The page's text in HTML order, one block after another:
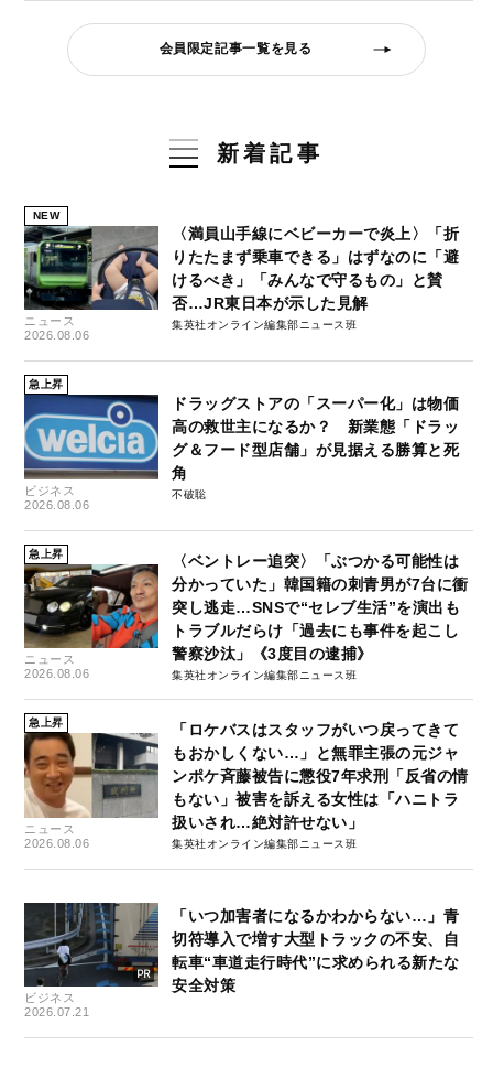
会員限定記事一覧を見る
新着記事
NEW
ニュース
2026.08.06
〈満員山手線にベビーカーで炎上〉「折
りたたまず乗車できる」はずなのに「避
けるべき」「みんなで守るもの」と賛
否…JR東日本が示した見解
集英社オンライン編集部ニュース班
急上昇
ビジネス
2026.08.06
ドラッグストアの「スーパー化」は物価
高の救世主になるか？ 新業態「ドラッ
グ＆フード型店舗」が見据える勝算と死
角
不破聡
急上昇
ニュース
2026.08.06
〈ベントレー追突〉「ぶつかる可能性は
分かっていた」韓国籍の刺青男が7台に衝
突し逃走…SNSで“セレブ生活”を演出も
トラブルだらけ「過去にも事件を起こし
警察沙汰」《3度目の逮捕》
集英社オンライン編集部ニュース班
急上昇
ニュース
2026.08.06
「ロケバスはスタッフがいつ戻ってきて
もおかしくない…」と無罪主張の元ジャ
ンポケ斉藤被告に懲役7年求刑「反省の情
もない」被害を訴える女性は「ハニトラ
扱いされ…絶対許せない」
集英社オンライン編集部ニュース班
ビジネス
2026.07.21
「いつ加害者になるかわからない…」青
切符導入で増す大型トラックの不安、自
転車“車道走行時代”に求められる新たな
安全対策